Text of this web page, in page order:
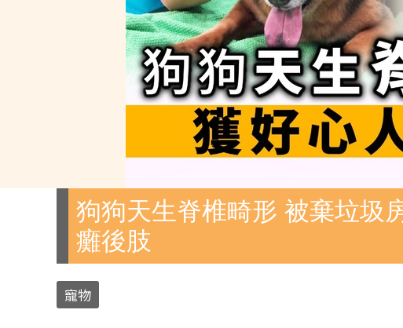
狗狗天生脊椎畸形 被棄垃圾
癱後肢
寵物